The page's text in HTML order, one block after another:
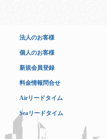
法人のお客様
個人のお客様
新規会員登録
料金情報問合せ
Airリードタイム
Seaリードタイム